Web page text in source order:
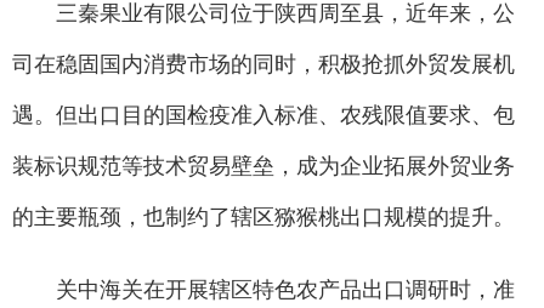
三秦果业有限公司位于陕西周至县，近年来，公
司在稳固国内消费市场的同时，积极抢抓外贸发展机
遇。但出口目的国检疫准入标准、农残限值要求、包
装标识规范等技术贸易壁垒，成为企业拓展外贸业务
的主要瓶颈，也制约了辖区猕猴桃出口规模的提升。
关中海关在开展辖区特色农产品出口调研时，准